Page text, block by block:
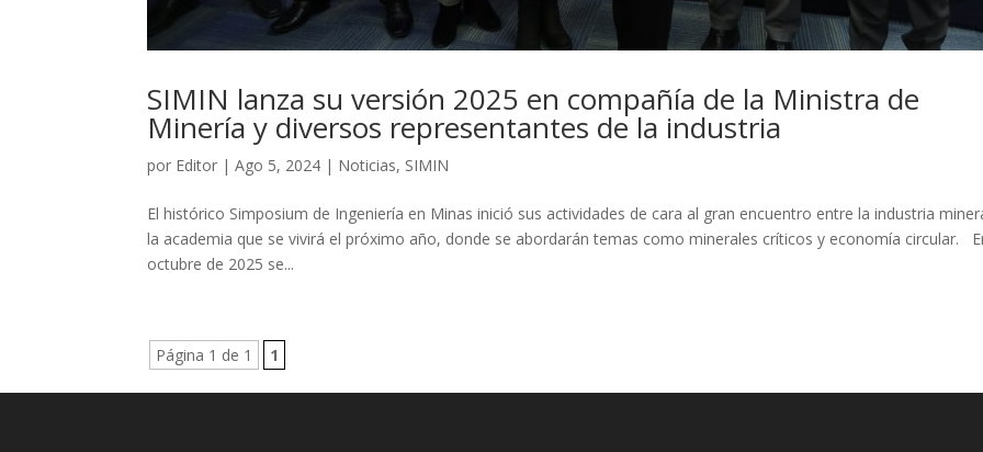
SIMIN lanza su versión 2025 en compañía de la Ministra de
Minería y diversos representantes de la industria
por Editor |Ago 5, 2024 | Noticias, SIMIN
El histórico Simposium de Ingeniería en Minas inició sus actividades de cara al gran encuentro entre la industria
la academia que se vivirá el próximo año, donde se abordarán temas como minerales críticos y economía circular.
octubre de 2025 se...
Página 1 de 1 1